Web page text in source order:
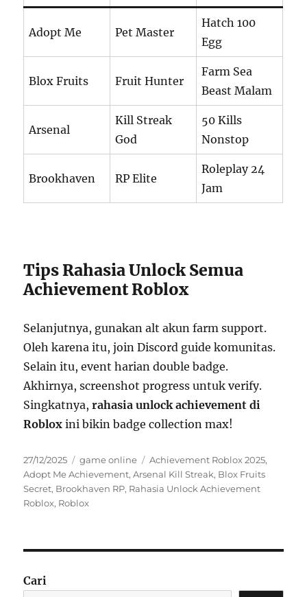
Adopt Me Pet Master
Hatch 100
Egg
Blox Fruits Fruit Hunter
Farm Sea
Beast Malam
Arsenal
Kill Streak
God
50 Kills
Nonstop
Brookhaven RP Elite
Roleplay 24
Jam
Tips Rahasia Unlock Semua
Achievement Roblox
Selanjutnya, gunakan alt akun farm support.
Oleh karena itu, join Discord guide komunitas.
Selain itu, event harian double badge.
Akhirnya, screenshot progress untuk verify.
Singkatnya,rahasia unlock achievement di
Roblox ini bikin badge collection max!
Posted
on
27/12/2025 Categories
game online Tags
Achievement Roblox 2025,
Adopt Me Achievement,Arsenal Kill Streak, Blox Fruits
Secret, Brookhaven RP, Rahasia Unlock Achievement
Roblox, Roblox
Cari